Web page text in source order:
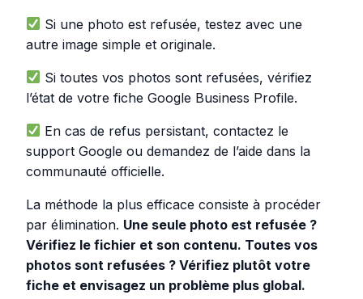
Si une photo est refusée, testez avec une
autre image simple et originale.
Si toutes vos photos sont refusées, vérifiez
l’état de votre fiche Google Business Profile.
En cas de refus persistant, contactez le
support Google ou demandez de l’aide dans la
communauté officielle.
La méthode la plus efficace consiste à procéder
par élimination. Une seule photo est refusée ?
Vérifiez le fichier et son contenu. Toutes vos
photos sont refusées ? Vérifiez plutôt votre
fiche et envisagez un problème plus global.